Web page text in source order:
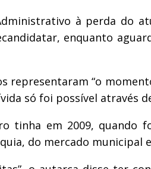
à perda do
enquanto
representaram “o
só foi possível através
tinha em 2009,
do mercado municipal